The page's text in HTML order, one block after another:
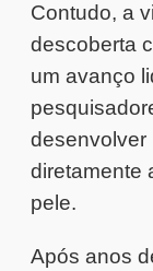
Contudo, a
descoberta
um avanço
desenvolver
diretamente
pele.
Após anos